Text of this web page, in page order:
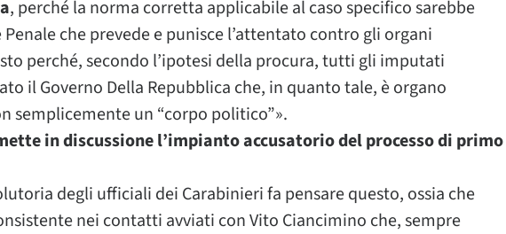
, perché la norma corretta applicabile al caso specifico sarebbe
Penale che prevede e punisce l’attentato contro gli organi
perché, secondo l’ipotesi della procura, tutti gli imputati
il Governo Della Repubblica che, in quanto tale, è organo
semplicemente un “corpo politico”».
in discussione l’impianto accusatorio del processo di primo
degli ufficiali dei Carabinieri fa pensare questo, ossia che
nei contatti avviati con Vito Ciancimino che, sempre